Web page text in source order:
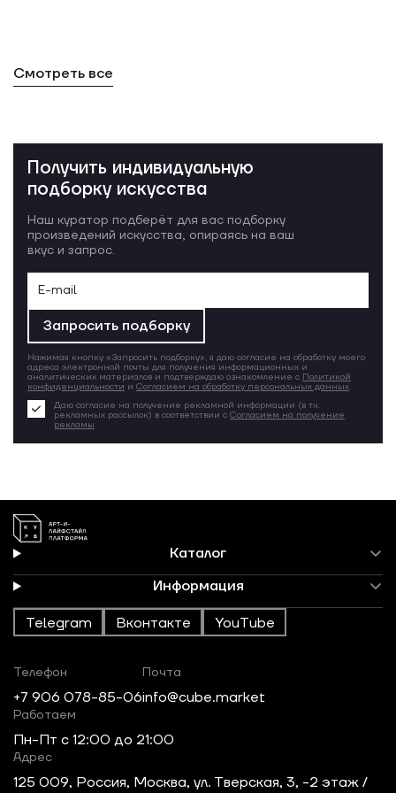
Смотреть все
Получить индивидуальную
подборку искусства
Наш куратор подберёт для вас подборку
произведений искусства, опираясь на ваш
вкус и запрос.
Запросить подборку
Нажимая кнопку «Запросить подборку», я даю согласие на обработку моего
адреса электронной почты для получения информационных и
аналитических материалов и подтверждаю ознакомление с Политикой
конфиденциальности и Согласием на обработку персональных данных.
Даю согласие на получение рекламной информации (в т.ч.
рекламных рассылок) в соответствии с Согласием на получение
рекламы
Каталог
Информация
Telegram Вконтакте YouTube
Телефон
+7 906 078-85-06
Почта
info@cube.market
Работаем
Пн-Пт c 12:00 до 21:00
Адрес
125 009, Россия, Москва, ул. Тверская, 3, -2 этаж /